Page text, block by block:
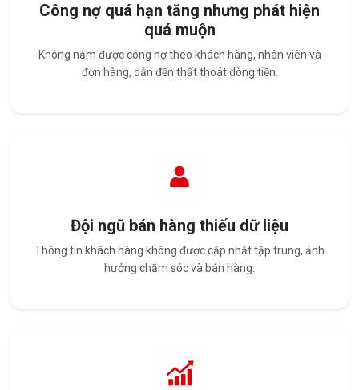
Công nợ quá hạn tăng nhưng phát hiện
quá muộn
Không nắm được công nợ theo khách hàng, nhân viên và
đơn hàng, dẫn đến thất thoát dòng tiền.
Đội ngũ bán hàng thiếu dữ liệu
Thông tin khách hàng không được cập nhật tập trung, ảnh
hưởng chăm sóc và bán hàng.